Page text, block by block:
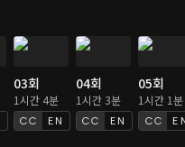
03회
1시간 4분
EN
04회
1시간 3분
EN
05회
1시간 1분